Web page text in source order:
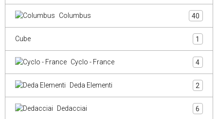
Columbus 40
Cube 1
Cyclo - France 4
Deda Elementi 2
Dedacciai 6